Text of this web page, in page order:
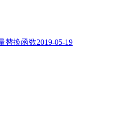
替换函数2019-05-19